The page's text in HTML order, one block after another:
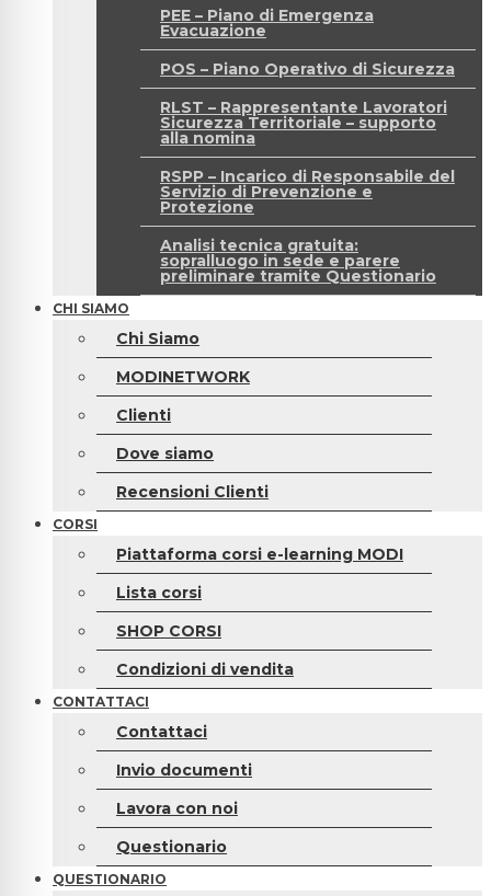
PEE – Piano di Emergenza
Evacuazione
POS – Piano Operativo di Sicurezza
RLST – Rappresentante Lavoratori
Sicurezza Territoriale – supporto
alla nomina
RSPP – Incarico di Responsabile del
Servizio di Prevenzione e
Protezione
Analisi tecnica gratuita:
sopralluogo in sede e parere
preliminare tramite Questionario
CHI SIAMO
Chi Siamo
MODINETWORK
Clienti
Dove siamo
Recensioni Clienti
CORSI
Piattaforma corsi e-learning MODI
Lista corsi
SHOP CORSI
Condizioni di vendita
CONTATTACI
Contattaci
Invio documenti
Lavora con noi
Questionario
QUESTIONARIO